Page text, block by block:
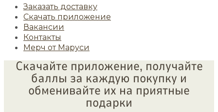
Заказать доставку
Скачать приложение
Вакансии
Контакты
Мерч от Маруси
Скачайте приложение, получайте
баллы за каждую покупку и
обменивайте их на приятные
подарки